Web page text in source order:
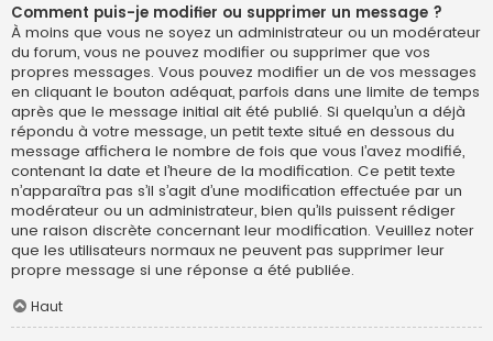
Comment puis-je modifier ou supprimer un message ?
À moins que vous ne soyez un administrateur ou un modérateur
du forum, vous ne pouvez modifier ou supprimer que vos
propres messages. Vous pouvez modifier un de vos messages
en cliquant le bouton adéquat, parfois dans une limite de temps
après que le message initial ait été publié. Si quelqu’un a déjà
répondu à votre message, un petit texte situé en dessous du
message affichera le nombre de fois que vous l’avez modifié,
contenant la date et l’heure de la modification. Ce petit texte
n’apparaîtra pas s’il s’agit d’une modification effectuée par un
modérateur ou un administrateur, bien qu’ils puissent rédiger
une raison discrète concernant leur modification. Veuillez noter
que les utilisateurs normaux ne peuvent pas supprimer leur
propre message si une réponse a été publiée.
Haut